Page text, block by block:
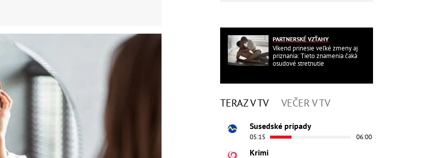
PARTNERSKÉ VZŤAHY
Víkend prinesie veľké zmeny aj
priznania: Tieto znamenia čaká
osudové stretnutie
TERAZ V TV VEČER V TV
Susedské prípady
05:15 06:00
Krimi